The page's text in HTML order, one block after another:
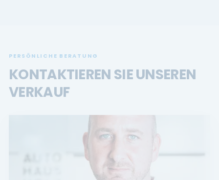
PERSÖNLICHE BERATUNG
KONTAKTIEREN SIE UNSEREN
VERKAUF